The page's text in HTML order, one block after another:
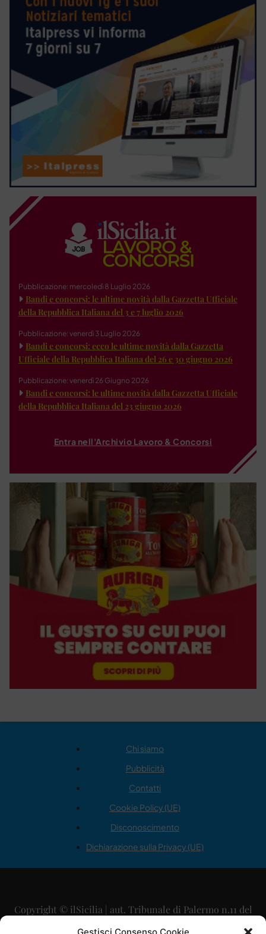
Pubblicazione: mercoledì 8 Luglio 2026
Bandi e concorsi: le ultime novità dalla Gazzetta Ufficiale
della Repubblica Italiana del 3 e 7 luglio 2026
Pubblicazione: venerdì 3 Luglio 2026
Bandi e concorsi: ecco le ultime novità dalla Gazzetta
Ufficiale della Repubblica Italiana del 26 e 30 giugno 2026
Pubblicazione: venerdì 26 Giugno 2026
Bandi e concorsi: le ultime novità dalla Gazzetta Ufficiale
della Repubblica Italiana del 23 giugno 2026
Entra nell'Archivio Lavoro & Concorsi
Chi siamo
Pubblicità
Contatti
Cookie Policy (UE)
Disconoscimento
Dichiarazione sulla Privacy (UE)
Copyright © ilSicilia | aut. Tribunale di Palermo n.11 del
29/09/2015